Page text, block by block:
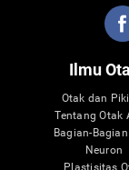
Ilmu
Otak dan
Tentang Otak
Bagian-
Neuron
Plastisitas